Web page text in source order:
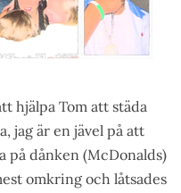
hjälpa Tom att städa
jag är en jävel på att
på dånken (McDonalds)
omkring och låtsades